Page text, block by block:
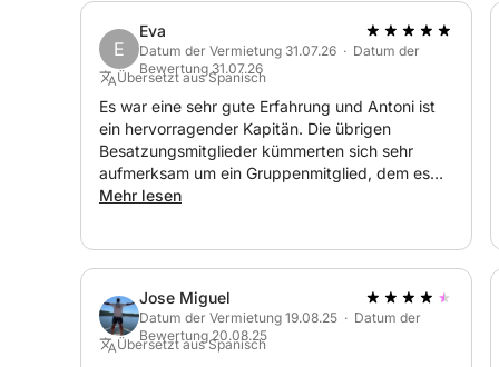
Buchen Sie jetzt und erleben Sie einen
und La Zenia vom Meer aus entdecken können.
E
Eva
Datum der Vermietung 31.07.26 · Datum der
Bewertung 31.07.26
Übersetzt aus Spanisch
Es war eine sehr gute Erfahrung und Antoni ist
ein hervorragender Kapitän. Die übrigen
Besatzungsmitglieder kümmerten sich sehr
aufmerksam um ein Gruppenmitglied, dem es
nicht gut ging; sie waren die ganze Zeit über
Vielen Dank!
Mehr lesen
Jose Miguel
Datum der Vermietung 19.08.25 · Datum der
Bewertung 20.08.25
Übersetzt aus Spanisch